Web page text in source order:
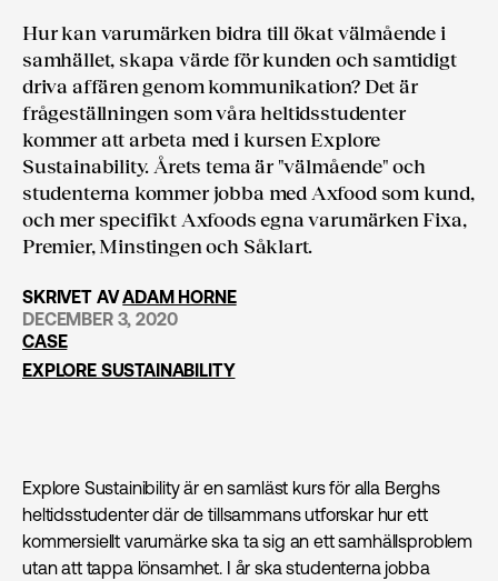
Hur kan varumärken bidra till ökat välmående i
samhället, skapa värde för kunden och samtidigt
driva affären genom kommunikation? Det är
frågeställningen som våra heltidsstudenter
kommer att arbeta med i kursen Explore
Sustainability. Årets tema är "välmående" och
studenterna kommer jobba med Axfood som kund,
och mer specifikt Axfoods egna varumärken Fixa,
Premier, Minstingen och Såklart.
SKRIVET AVADAM HORNE
DECEMBER 3, 2020
CASE
EXPLORE SUSTAINABILITY
Explore Sustainibility är en samläst kurs för alla Berghs
heltidsstudenter där de tillsammans utforskar hur ett
kommersiellt varumärke ska ta sig an ett samhällsproblem
utan att tappa lönsamhet. I år ska studenterna jobba